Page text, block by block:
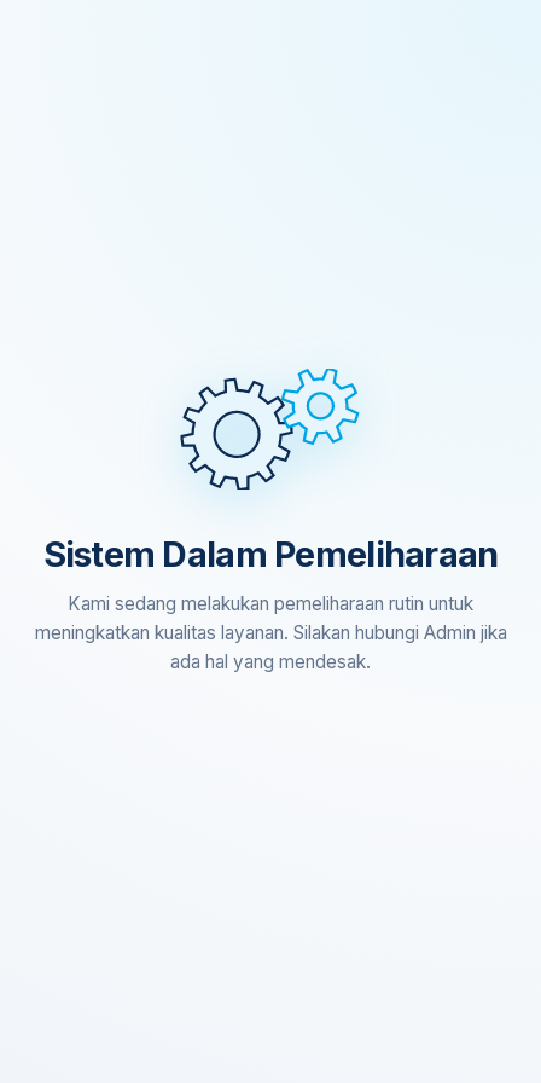
Sistem Dalam Pemeliharaan
Kami sedang melakukan pemeliharaan rutin untuk
meningkatkan kualitas layanan. Silakan hubungi Admin jika
ada hal yang mendesak.